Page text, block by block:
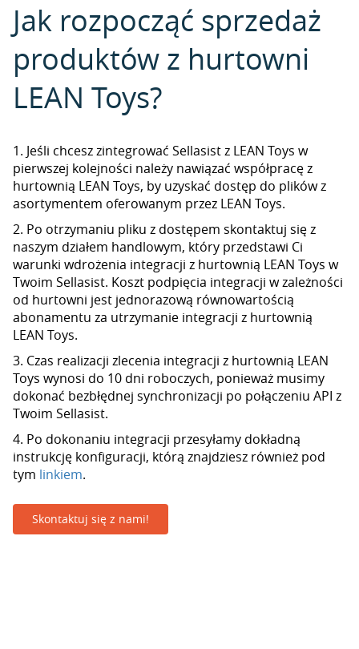
Jak rozpocząć sprzedaż
produktów z hurtowni
LEAN Toys?
1. Jeśli chcesz zintegrować Sellasist z LEAN Toys w
pierwszej kolejności należy nawiązać współpracę z
hurtownią LEAN Toys, by uzyskać dostęp do plików z
asortymentem oferowanym przez LEAN Toys.
2. Po otrzymaniu pliku z dostępem skontaktuj się z
naszym działem handlowym, który przedstawi Ci
warunki wdrożenia integracji z hurtownią LEAN Toys w
Twoim Sellasist. Koszt podpięcia integracji w zależności
od hurtowni jest jednorazową równowartością
abonamentu za utrzymanie integracji z hurtownią
LEAN Toys.
3. Czas realizacji zlecenia integracji z hurtownią LEAN
Toys wynosi do 10 dni roboczych, ponieważ musimy
dokonać bezbłędnej synchronizacji po połączeniu API z
Twoim Sellasist.
4. Po dokonaniu integracji przesyłamy dokładną
instrukcję konfiguracji, którą znajdziesz również pod
tym linkiem.
Skontaktuj się z nami!